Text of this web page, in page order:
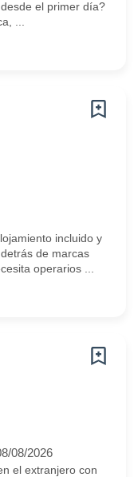
el primer día?
...
incluido y
de marcas
operarios ...
08/2026
el extranjero con